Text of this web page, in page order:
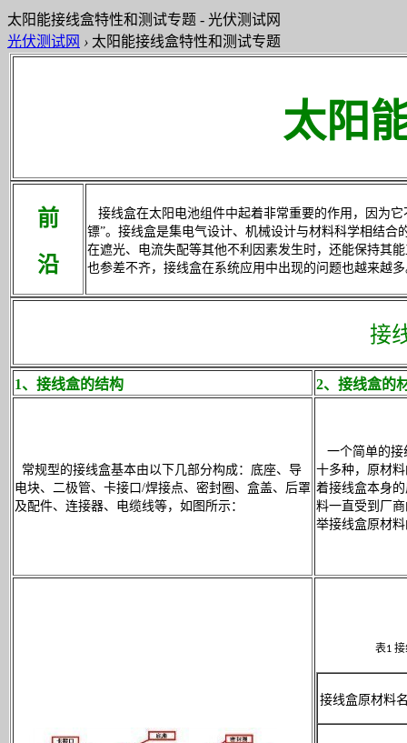
太阳能接线盒特性和测试专题 - 光伏测试网
光伏测试网 › 太阳能接线盒特性和测试专题
太阳
前
沿
接线盒在太阳电池组件中起着非常重要的作用，因为
镖”。接线盒是集电气设计、机械设计与材料科学相结
在遮光、电流失配等其他不利因素发生时，还能保持其
也参差不齐，接线盒在系统应用中出现的问题也越来越
接
1、接线盒的结构 2、接线盒的
常规型的接线盒基本由以下几部分构成：底座、导
电块、二极管、卡接口/焊接点、密封圈、盒盖、后罩
及配件、连接器、电缆线等，如图所示：
一个简单的
十多种，原材
着接线盒本身
料一直受到厂
举接线盒原材
表1
接线盒原材料